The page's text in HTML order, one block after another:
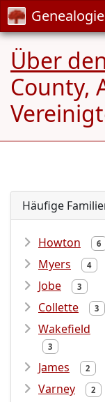
Über
County,
Häufige
Howton 6
Myers 4
Jobe 3
Collette 3
Wakefield
3
James 2
Varney 2